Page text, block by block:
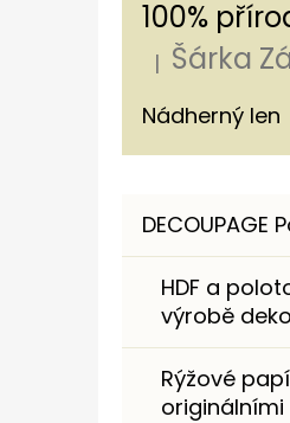
Hodnocení
| Šárka
Nádherný len
Přeskočit
kategorie
T
O
DECOUPAGE
HDF a
výrobě
Rýžové
250 Kč